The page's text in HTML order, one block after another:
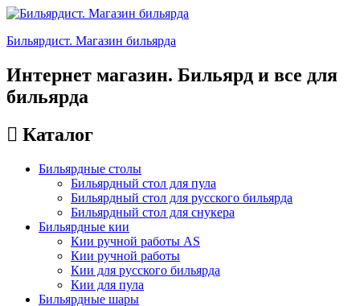
Бильярдист. Магазин бильярда
Интернет магазин. Бильярд и все для
бильярда
Каталог
Бильярдные столы
Бильярдный стол для пула
Бильярдный стол для русского бильярда
Бильярдный стол для снукера
Бильярдные кии
Кии ручной работы AS
Кии ручной работы
Кии для русского бильярда
Кии для пула
Бильярдные шары